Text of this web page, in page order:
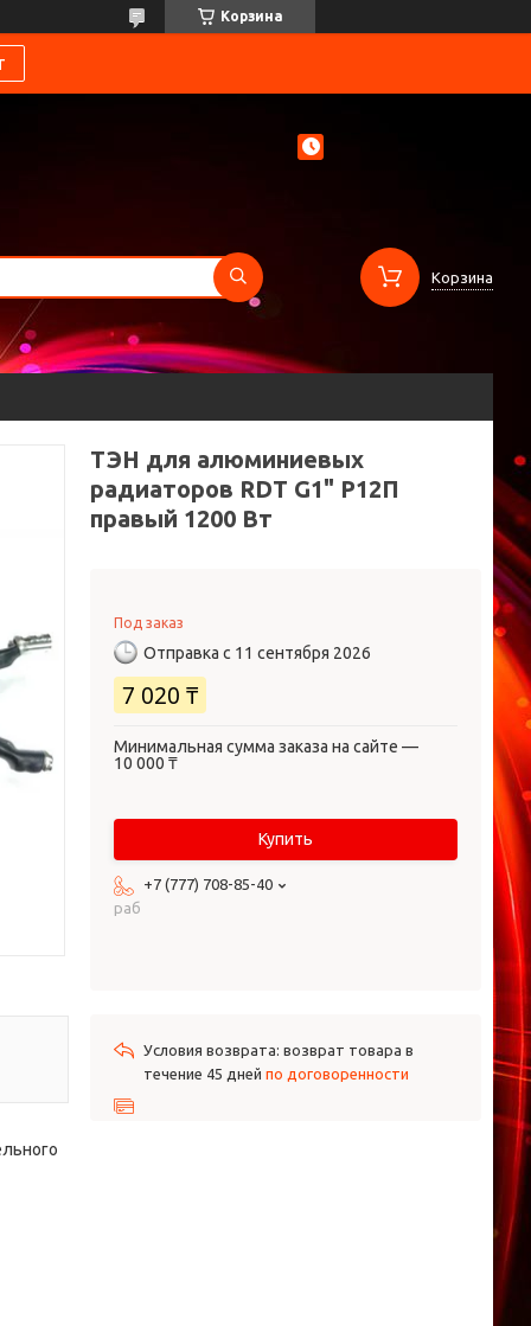
Корзина
Корзина
ТЭН для алюминиевых
радиаторов RDT G1" P12П
правый 1200 Вт
Под заказ
Отправка с 11 сентября 2026
7 020 ₸
Минимальная сумма заказа на сайте —
10 000 ₸
Купить
+7 (777) 708-85-40
раб
возврат товара в
течение 45 дней по договоренности